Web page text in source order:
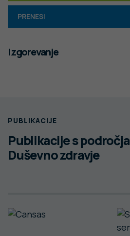
PRENESI
Izgorevanje
PUBLIKACIJE
Publikacije s področja
Duševno zdravje